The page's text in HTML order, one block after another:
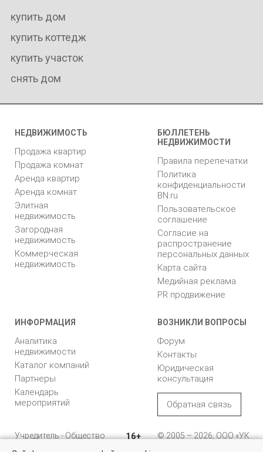
купить дом
купить коттедж
купить участок
снять дом
НЕДВИЖИМОСТЬ
Продажа квартир
Продажа комнат
Аренда квартир
Аренда комнат
Элитная
недвижимость
Загородная
недвижимость
Коммерческая
недвижимость
БЮЛЛЕТЕНЬ
НЕДВИЖИМОСТИ
Правила перепечатки
Политика
конфиденциальности
BN.ru
Пользовательское
соглашение
Согласие на
распространение
персональных данных
Карта сайта
Медийная реклама
PR продвижение
ИНФОРМАЦИЯ
Аналитика
недвижимости
Каталог компаний
Партнеры
Календарь
мероприятий
ВОЗНИКЛИ ВОПРОСЫ
Форум
Контакты
Юридическая
консультация
Обратная связь
Учредитель - Общество
16+
© 2005 – 2026, ООО «УК